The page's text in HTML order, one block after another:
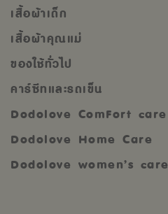
เสื้อผ้าเด็ก
เสื้อผ้าคุณแม่
ของใช้ทั่วไป
คาร์ซีทและรถเข็น
Dodolove ComFort care
Dodolove Home Care
Dodolove women’s care